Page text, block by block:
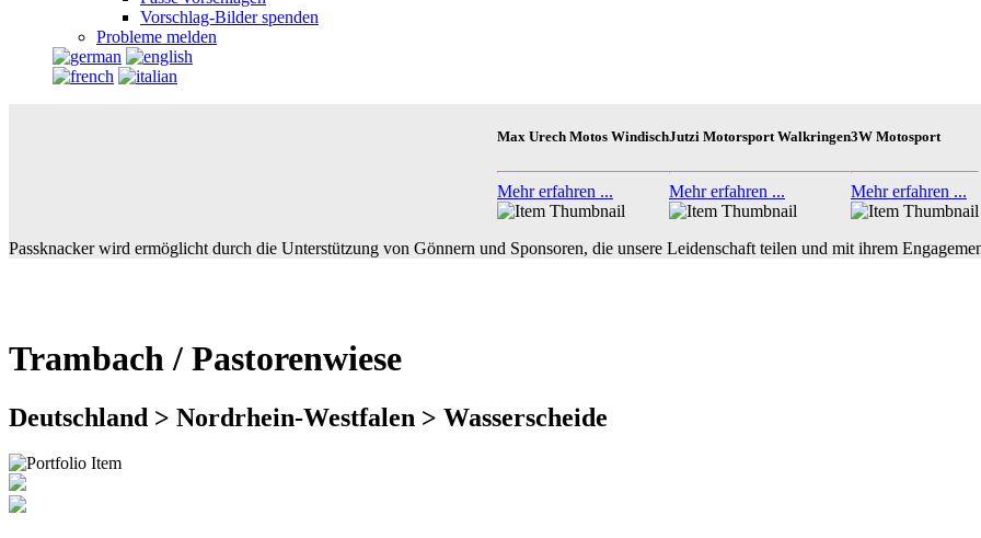
Vorschlag-Bilder spenden
Probleme melden
Max Urech Motos Windisch
Mehr erfahren ...
Jutzi Motorsport Walkringen
Mehr erfahren ...
3W Motosport
Mehr erfahren ...
Passknacker wird ermöglicht durch die Unterstützung von Gönnern und Sponsoren, die unsere Leidenschaft teilen und mit ihrem
Trambach / Pastorenwiese
Deutschland > Nordrhein-Westfalen > Wasserscheide